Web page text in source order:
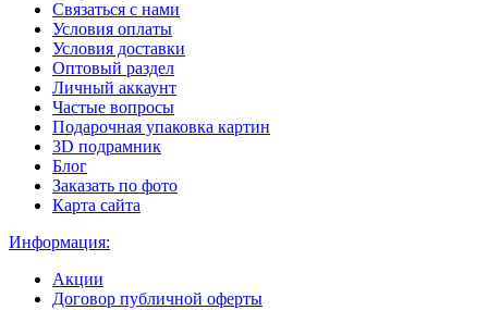
Связаться с нами
Условия оплаты
Условия доставки
Оптовый раздел
Личный аккаунт
Частые вопросы
Подарочная упаковка картин
3D подрамник
Блог
Заказать по фото
Карта сайта
Информация:
Акции
Договор публичной оферты